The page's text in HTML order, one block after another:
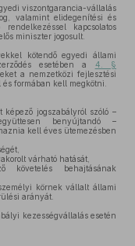
viszontgarancia-vállalás
valamint elidegenítési és
kapcsolatos
miniszter jogosult.
kötendő egyedi állami
esetében a 4. §
a nemzetközi fejlesztési
formában kell megkötni.
jogszabályról szóló –
benyújtandó –
kell éves ütemezésben
várható hatását,
követelés behajtásának
körnek vállalt állami
arányát.
kezességvállalás esetén